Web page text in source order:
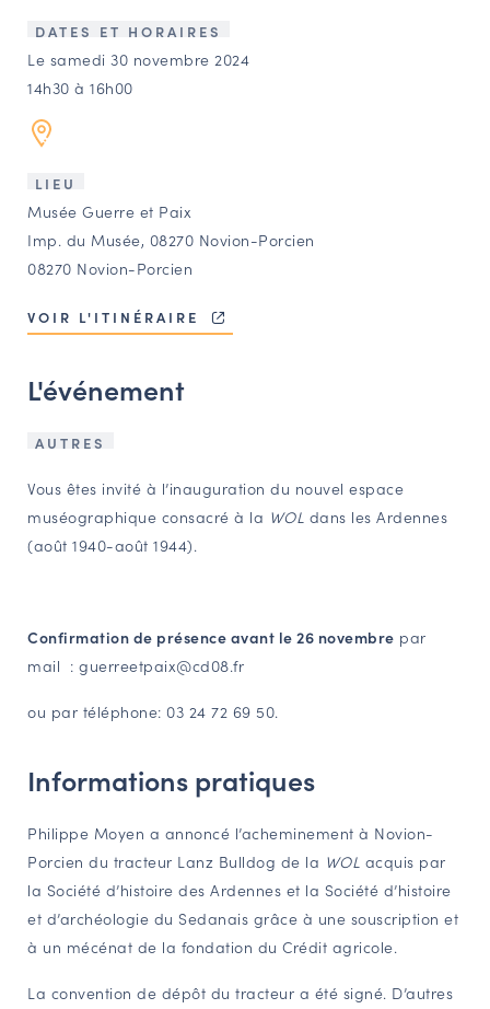
CONTACT
Agenda
Annuaire
Ressources
BOURSE D’ÉCHANGE
CARTES DES NAUDIN
Espace acteurs
NAVIGATION FILTRÉE « ACTEURS »
Comité d'Histoire Régionale
Service Inventaire et Patrimoines de la Région Grand Est
Amateurs d’histoire et de patrimoine
Étudiants & chercheurs
DATES ET HORAIRES
Le samedi 30 novembre 2024
14h30 à 16h00
LIEU
Musée Guerre et Paix
Imp. du Musée, 08270 Novion-Porcien
08270 Novion-Porcien
VOIR L'ITINÉRAIRE
L'événement
AUTRES
Vous êtes invité à l’inauguration du nouvel espace
muséographique consacré à la WOL dans les Ardennes
(août 1940-août 1944).
Confirmation de présence avant le 26 novembre par
mail : guerreetpaix@cd08.fr
ou par téléphone: 03 24 72 69 50.
Informations pratiques
Philippe Moyen a annoncé l’acheminement à Novion-
Porcien du tracteur Lanz Bulldog de la WOL acquis par
la Société d’histoire des Ardennes et la Société d’histoire
et d’archéologie du Sedanais grâce à une souscription et
à un mécénat de la fondation du Crédit agricole.
La convention de dépôt du tracteur a été signé. D’autres